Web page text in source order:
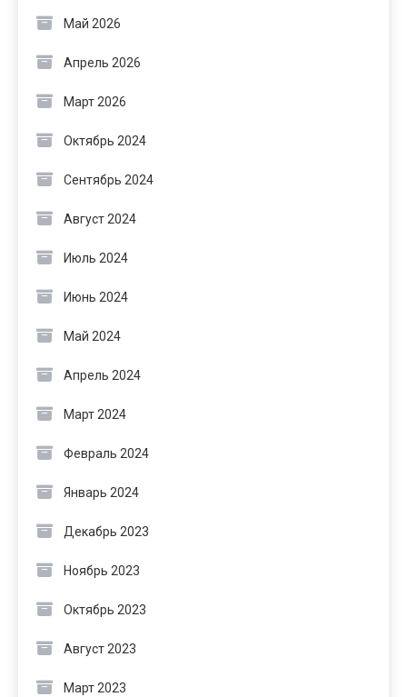
Май 2026
Апрель 2026
Март 2026
Октябрь 2024
Сентябрь 2024
Август 2024
Июль 2024
Июнь 2024
Май 2024
Апрель 2024
Март 2024
Февраль 2024
Январь 2024
Декабрь 2023
Ноябрь 2023
Октябрь 2023
Август 2023
Март 2023